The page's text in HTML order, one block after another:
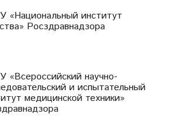
«Национальный институт
Росздравнадзора
«Всероссийский научно-
и испытательный
медицинской техники»